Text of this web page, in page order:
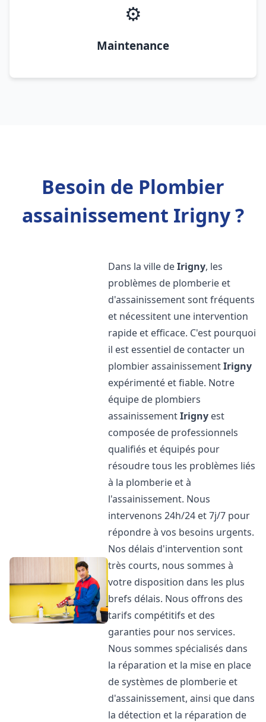
⚙️
Maintenance
Besoin de Plombier
assainissement Irigny ?
Dans la ville deIrigny, les
problèmes de plomberie et
d'assainissement sont fréquents
et nécessitent une intervention
rapide et efficace. C'est pourquoi
il est essentiel de contacter un
plombier assainissementIrigny
expérimenté et fiable. Notre
équipe de plombiers
assainissementIrigny est
composée de professionnels
qualifiés et équipés pour
résoudre tous les problèmes liés
à la plomberie et à
l'assainissement. Nous
intervenons 24h/24 et 7j/7 pour
répondre à vos besoins urgents.
Nos délais d'intervention sont
très courts, nous sommes à
votre disposition dans les plus
brefs délais. Nous offrons des
tarifs compétitifs et des
garanties pour nos services.
Nous sommes spécialisés dans
la réparation et la mise en place
de systèmes de plomberie et
d'assainissement, ainsi que dans
la détection et la réparation de